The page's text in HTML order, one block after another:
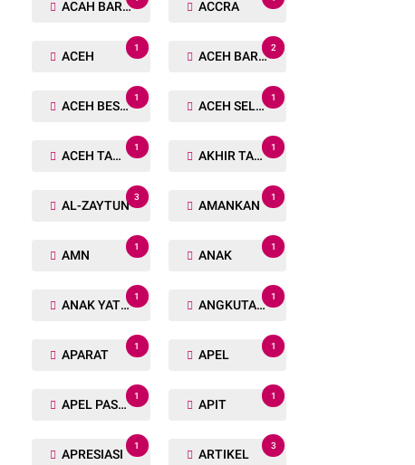
ACAH BARAT ACCRA
ACEH
1
ACEH BARAT
2
ACEH BESAR
1
ACEH SELATAN
1
ACEH TAMIANG
1
AKHIR TAHUN
1
AL-ZAYTUN
3
AMANKAN
1
AMN
1
ANAK
1
ANAK YATIM
1
ANGKUTAN TRANSPORTASI
1
APARAT
1
APEL
1
APEL PASUKAN
1
APIT
1
APRESIASI
1
ARTIKEL
3